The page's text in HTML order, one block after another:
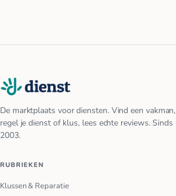
De marktplaats voor diensten. Vind een vakman,
regel je dienst of klus, lees echte reviews. Sinds
2003.
RUBRIEKEN
Klussen & Reparatie